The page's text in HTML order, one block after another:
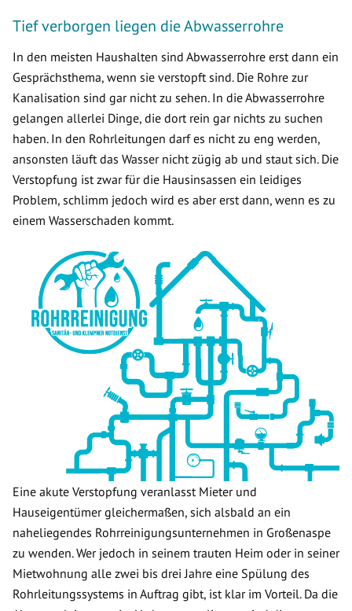
Tief verborgen liegen die Abwasserrohre
In den meisten Haushalten sind Abwasserrohre erst dann ein
Gesprächsthema, wenn sie verstopft sind. Die Rohre zur
Kanalisation sind gar nicht zu sehen. In die Abwasserrohre
gelangen allerlei Dinge, die dort rein gar nichts zu suchen
haben. In den Rohrleitungen darf es nicht zu eng werden,
ansonsten läuft das Wasser nicht zügig ab und staut sich. Die
Verstopfung ist zwar für die Hausinsassen ein leidiges
Problem, schlimm jedoch wird es aber erst dann, wenn es zu
einem Wasserschaden kommt.
Eine akute Verstopfung veranlasst Mieter und
Hauseigentümer gleichermaßen, sich alsbald an ein
naheliegendes Rohrreinigungsunternehmen in Großenaspe
zu wenden. Wer jedoch in seinem trauten Heim oder in seiner
Mietwohnung alle zwei bis drei Jahre eine Spülung des
Rohrleitungssystems in Auftrag gibt, ist klar im Vorteil. Da die